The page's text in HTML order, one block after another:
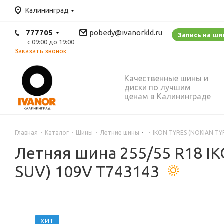
Калининград
777705
с 09:00 до 19:00
pobedy@ivanorkld.ru
Заказать звонок
Запись на
Качественные шины и
диски по лучшим
ценам в Калининграде
Главная - Каталог - Шины - Летние шины - IKON TYRES (NOKIAN
Летняя шина 255/55 R18
SUV) 109V T743143
ХИТ